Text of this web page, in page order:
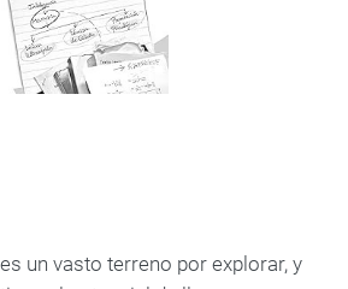
un vasto terreno por explorar, y